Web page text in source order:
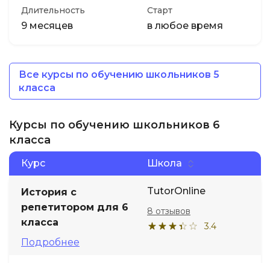
Длительность
9 месяцев
Старт
в любое время
Все курсы по обучению школьников 5
класса
Курсы по обучению школьников 6
класса
Курс Школа
История с
репетитором для 6
класса
Подробнее
TutorOnline
3.4
8 отзывов